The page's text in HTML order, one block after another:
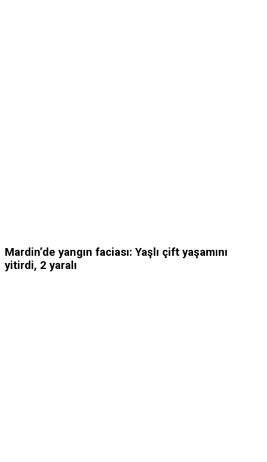
Mardin’de yangın faciası: Yaşlı çift yaşamını
yitirdi, 2 yaralı